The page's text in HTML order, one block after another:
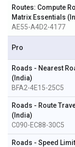
Routes: Compute
Matrix Essentials
AE55-A4D2-4177
Pro
Roads - Nearest
(India)
BFA2-4E15-25C5
Roads - Route
(India)
C090-EC88-30C5
Roads - Speed